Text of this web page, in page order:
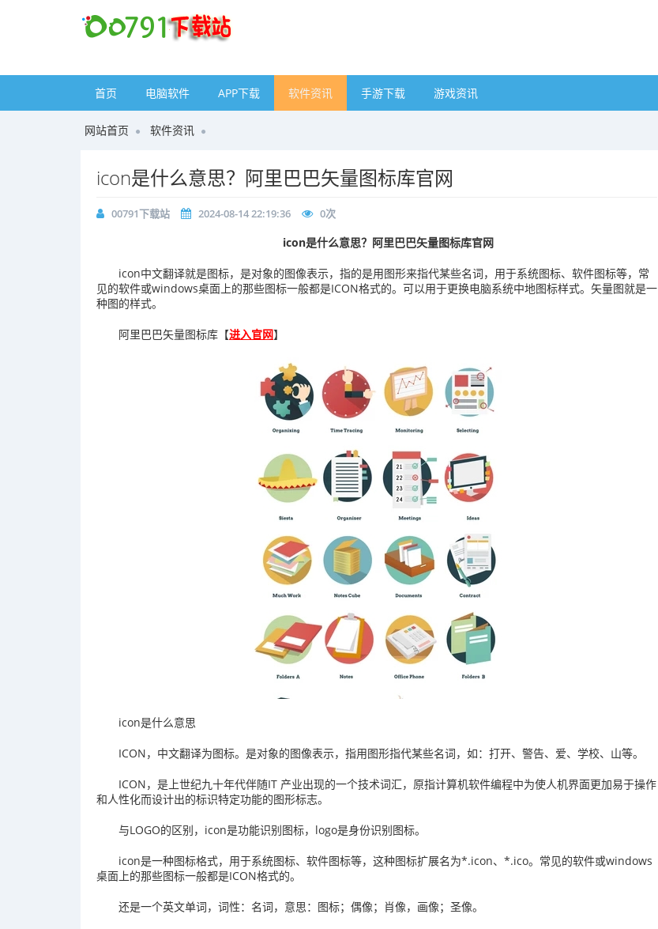
首页 电脑软件 APP下载 软件资讯 手游下载 游戏资讯
网站首页 软件资讯
icon是什么意思？阿里巴巴矢量图标库官网
00791下载站 2024-08-14 22:19:36 0次
icon是什么意思？阿里巴巴矢量图标库官网
icon中文翻译就是图标，是对象的图像表示，指的是用图形来指代某些名词，用于系统图标、软件图标等，常
见的软件或windows桌面上的那些图标一般都是ICON格式的。可以用于更换电脑系统中地图标样式。矢量图就是一
种图的样式。
阿里巴巴矢量图标库【进入官网】
icon是什么意思
ICON，中文翻译为图标。是对象的图像表示，指用图形指代某些名词，如：打开、警告、爱、学校、山等。
ICON，是上世纪九十年代伴随IT 产业出现的一个技术词汇，原指计算机软件编程中为使人机界面更加易于操作
和人性化而设计出的标识特定功能的图形标志。
与LOGO的区别，icon是功能识别图标，logo是身份识别图标。
icon是一种图标格式，用于系统图标、软件图标等，这种图标扩展名为*.icon、*.ico。常见的软件或windows
桌面上的那些图标一般都是ICON格式的。
还是一个英文单词，词性：名词，意思：图标；偶像；肖像，画像；圣像。